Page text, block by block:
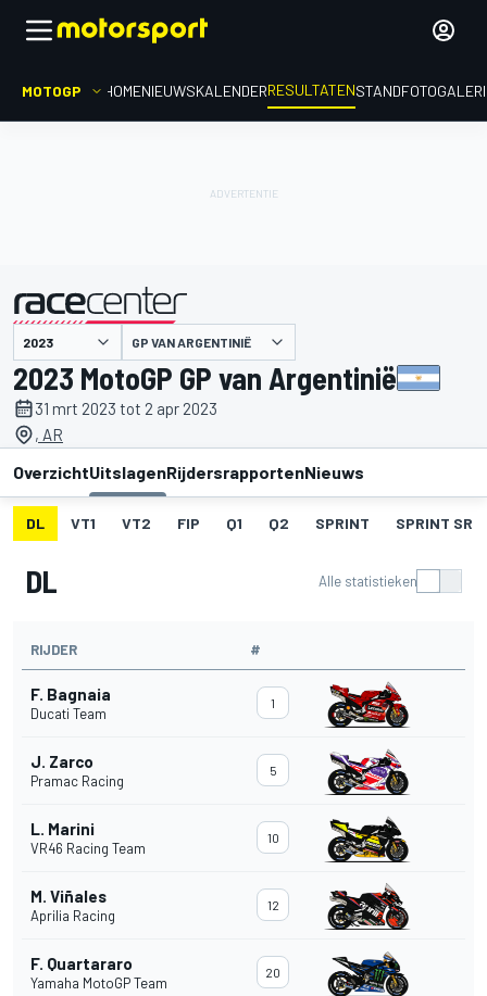
MOTOGP HOMENIEUWSKALENDERRESULTATENSTAND
gepresenteerd door GP VAN ARGENTINIË
2023 MotoGP GP van Argentinië
31 mrt 2023 tot 2 apr 2023
, AR
OverzichtUitslagenRijdersrapportenNieuws
DL VT1 VT2 FIP Q1 Q2 SPRINT SPRINT SR
DL Alle statistieken
RIJDER #
F. Bagnaia
Ducati Team
1
J. Zarco
Pramac Racing
5
L. Marini
VR46 Racing Team
10
M. Viñales
Aprilia Racing
12
F. Quartararo
Yamaha MotoGP Team
20